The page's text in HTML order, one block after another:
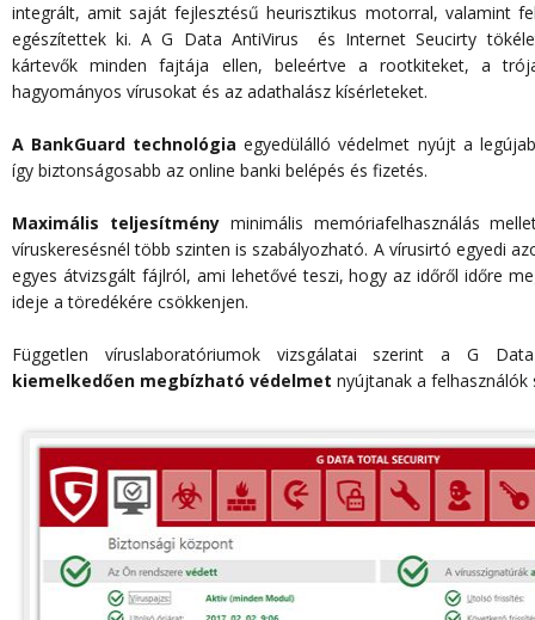
integrált, amit saját fejlesztésű heurisztikus motorral, valamint
egészítettek ki. A G Data AntiVirus és Internet Seucirty
kártevők minden fajtája ellen, beleértve a rootkiteket, a
hagyományos vírusokat és az adathalász kísérleteket.
A BankGuard technológia egyedülálló védelmet nyújt a
így biztonságosabb az online banki belépés és fizetés.
Maximális teljesítményminimális memóriafelhasználás
víruskeresésnél több szinten is szabályozható. A vírusirtó egyedi
egyes átvizsgált fájlról, ami lehetővé teszi, hogy az időről időre
ideje a töredékére csökkenjen.
Független víruslaboratóriumok vizsgálatai szerint a G
kiemelkedően megbízható védelmet nyújtanak a felhasználók